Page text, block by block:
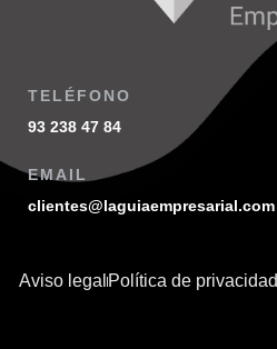
TELÉFONO
93 238 47 84
EMAIL
clientes@laguiaempresarial.com
Aviso legal Política de privacidad